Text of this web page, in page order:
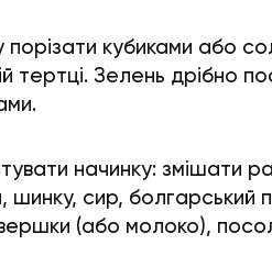
порізати кубиками або
тертці. Зелень дрібно
начинку: змішати
шинку, сир, болгарський
(або молоко),